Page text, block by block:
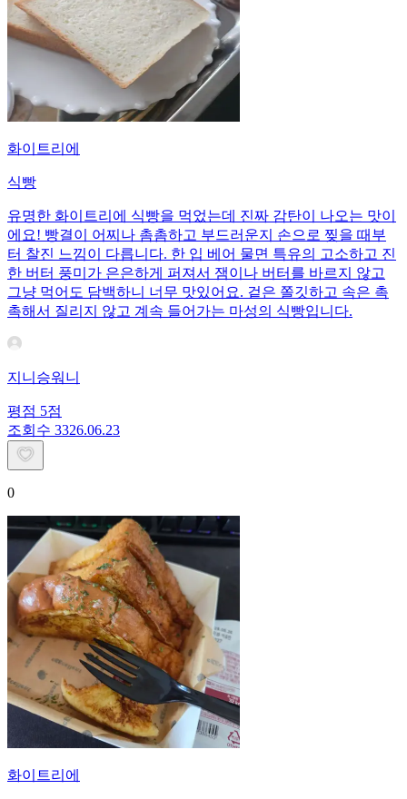
화이트리에
식빵
유명한 화이트리에 식빵을 먹었는데 진짜 감탄이 나오는 맛이
에요! 빵결이 어찌나 촘촘하고 부드러운지 손으로 찢을 때부
터 찰진 느낌이 다릅니다. 한 입 베어 물면 특유의 고소하고 진
한 버터 풍미가 은은하게 퍼져서 잼이나 버터를 바르지 않고
그냥 먹어도 담백하니 너무 맛있어요. 겉은 쫄깃하고 속은 촉
촉해서 질리지 않고 계속 들어가는 마성의 식빵입니다.
지니승워니
평점 5점
조회수 3326.06.23
0
화이트리에